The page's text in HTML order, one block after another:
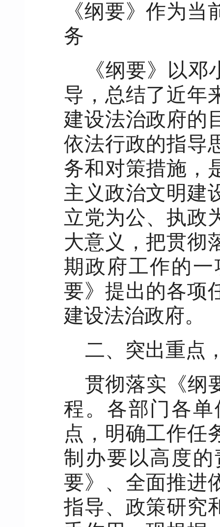
《纲要》作为
务
《纲要》以
导，总结了近年
建设法治政府的
依法行政的指导
务和对策措施，
主义政治文明建
立党为公、执政
大意义，把贯彻
期政府工作的
要》提出的各项
建设法治政府。
二、突出重点
贯彻落实《纲
程。各部门各
点，明确工作任
制办要以高度
要》、全面推进
指导、政策研究